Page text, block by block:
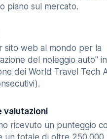
piano sul mercato.
sito web al mondo per la
del noleggio auto" in
dei World Travel Tech
valutazioni
ricevuto un punteggio
un totale di oltre 250.000